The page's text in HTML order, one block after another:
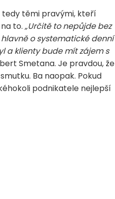
tedy těmi pravými, kteří
to. „Určitě to nepůjde bez
o systematické denní
a klienty bude mít zájem s
Smetana. Je pravdou, že
Ba naopak. Pokud
podnikatele nejlepší